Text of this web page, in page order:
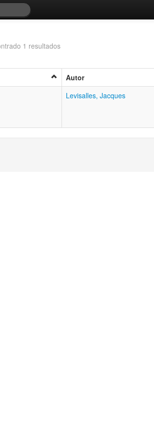
1 resultados
Autor
Levisalles, Jacques